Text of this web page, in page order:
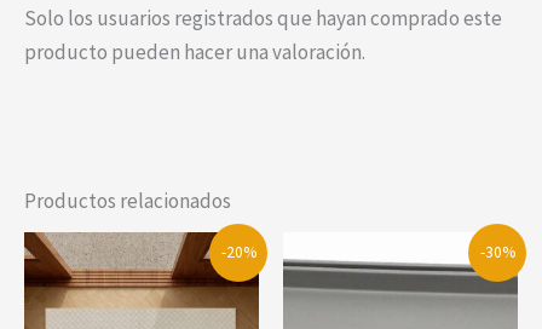
Solo los usuarios registrados que hayan comprado este
producto pueden hacer una valoración.
Productos relacionados
-20% -30%